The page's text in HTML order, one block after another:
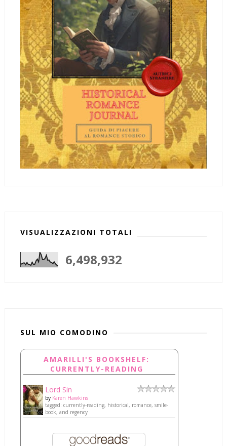
VISUALIZZAZIONI TOTALI
6,498,932
SUL MIO COMODINO
AMARILLI'S BOOKSHELF:
CURRENTLY-READING
Lord Sin
by Karen Hawkins
tagged: currently-reading, historical, romance, smile-
book, and regency